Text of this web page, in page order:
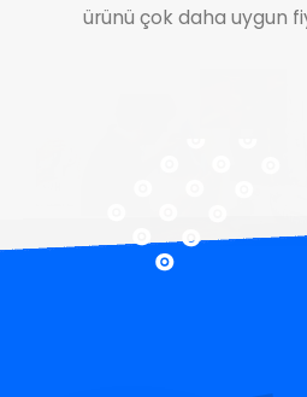
ürünü çok daha uygun